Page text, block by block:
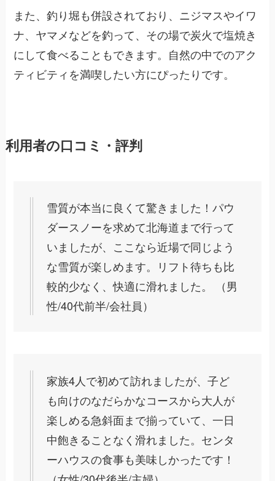
また、釣り堀も併設されており、ニジマスやイワ
ナ、ヤマメなどを釣って、その場で炭火で塩焼き
にして食べることもできます。自然の中でのアク
ティビティを満喫したい方にぴったりです。
利用者の口コミ・評判
雪質が本当に良くて驚きました！パウ
ダースノーを求めて北海道まで行って
いましたが、ここなら近場で同じよう
な雪質が楽しめます。リフト待ちも比
較的少なく、快適に滑れました。 （男
性/40代前半/会社員）
家族4人で初めて訪れましたが、子ど
も向けのなだらかなコースから大人が
楽しめる急斜面まで揃っていて、一日
中飽きることなく滑れました。センタ
ーハウスの食事も美味しかったです！